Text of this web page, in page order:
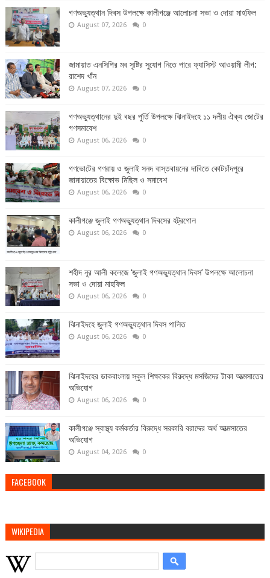
গণঅভ্যুত্থান দিবস উপলক্ষে কালীগঞ্জে আলোচনা সভা ও দোয়া মাহফিল
August 07, 2026 0
জামায়াত এনসিপির মব সৃষ্টির সুযোগ নিতে পারে ফ্যাসিস্ট আওয়ামী লীগ:
রাশেদ খাঁন
August 07, 2026 0
গণঅভ্যুত্থানের দুই বছর পুর্তি উপলক্ষে ঝিনাইদহে ১১ দলীয় ঐক্য জোটের
গণসমাবেশ
August 06, 2026 0
গণভোটের গণরায় ও জুলাই সনদ বাস্তবায়নের দাবিতে কোটচাঁদপুরে
জামায়াতের বিক্ষোভ মিছিল ও সমাবেশ
August 06, 2026 0
কালীগঞ্জে জুলাই গণঅভ্যুত্থান দিবসের হট্রগোল
August 06, 2026 0
শহীদ নূর আলী কলেজে ‘জুলাই গণঅভ্যুত্থান দিবস’ উপলক্ষে আলোচনা
সভা ও দোয়া মাহফিল
August 06, 2026 0
ঝিনাইদহে জুলাই গণঅভ্যুত্থান দিবস পালিত
August 06, 2026 0
ঝিনাইদহের ডাকবাংলায় স্কুল শিক্ষকের বিরুদ্ধে মসজিদের টাকা আত্মসাতের
অভিযোগ
August 06, 2026 0
কালীগঞ্জে স্বাস্থ্য কর্মকর্তার বিরুদ্ধে সরকারি বরাদ্দের অর্থ আত্মসাতের
অভিযোগ
August 04, 2026 0
FACEBOOK
WIKIPEDIA